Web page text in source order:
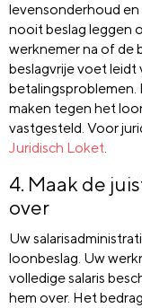
levensonderhoud en
nooit beslag leggen
werknemer na of de
beslagvrije voet
betalingsproblemen.
maken tegen het
vastgesteld. Voor
Juridisch Loket.
4. Maak de
over
Uw
loonbeslag. Uw
volledige salaris
hem over. Het